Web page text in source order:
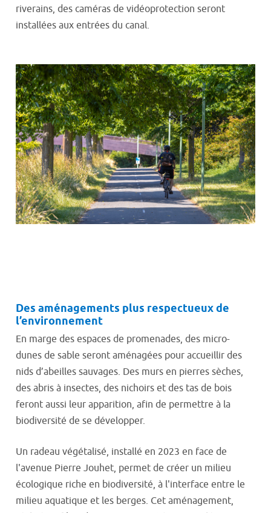
riverains, des caméras de vidéoprotection seront
installées aux entrées du canal.
Des aménagements plus respectueux de
l’environnement
En marge des espaces de promenades, des micro-
dunes de sable seront aménagées pour accueillir des
nids d’abeilles sauvages. Des murs en pierres sèches,
des abris à insectes, des nichoirs et des tas de bois
feront aussi leur apparition, afin de permettre à la
biodiversité de se développer.
Un radeau végétalisé, installé en 2023 en face de
l'avenue Pierre Jouhet, permet de créer un milieu
écologique riche en biodiversité, à l'interface entre le
milieu aquatique et les berges. Cet aménagement,